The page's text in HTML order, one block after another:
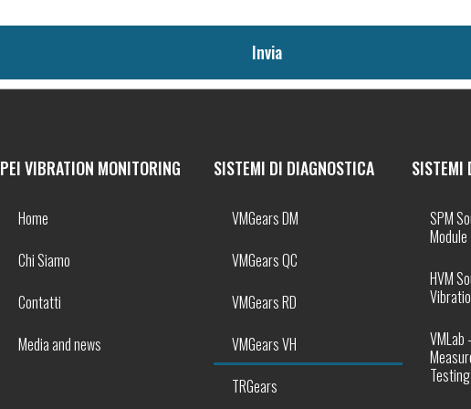
Invia
PEI VIBRATION MONITORING
Home
Chi Siamo
Contatti
Media and news
SISTEMI DI DIAGNOSTICA
VMGears DM
VMGears QC
VMGears RD
VMGears VH
TRGears
SISTEMI
SPM
Module
HVM
VMLab
Testing